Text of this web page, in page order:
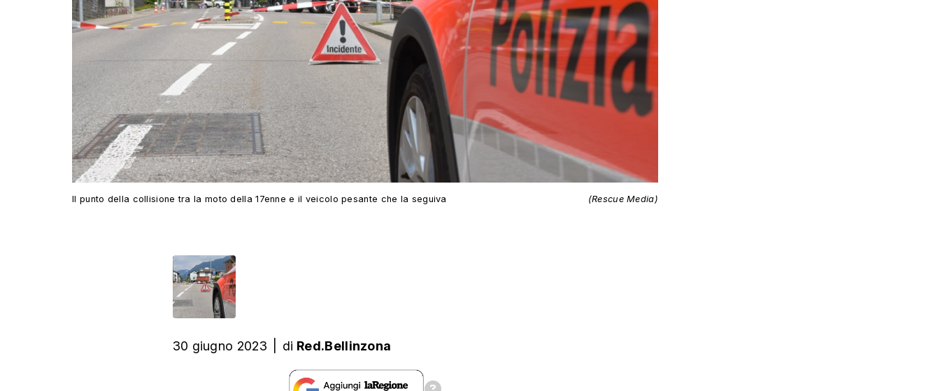
Il punto della collisione tra la moto della 17enne e il veicolo pesante che la seguiva (Rescue Media)
30 giugno 2023 di Red.Bellinzona